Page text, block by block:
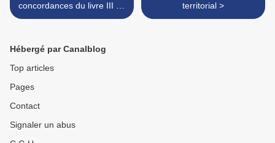
concordances du livre III de
la partie réglementaire du
territorial >
Hébergé par Canalblog
Top articles
Pages
Contact
Signaler un abus